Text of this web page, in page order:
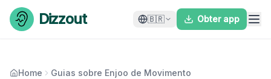
Skip to content
Dizzout 🇧🇷 Obter app
Home
Guias sobre Enjoo de Movimento